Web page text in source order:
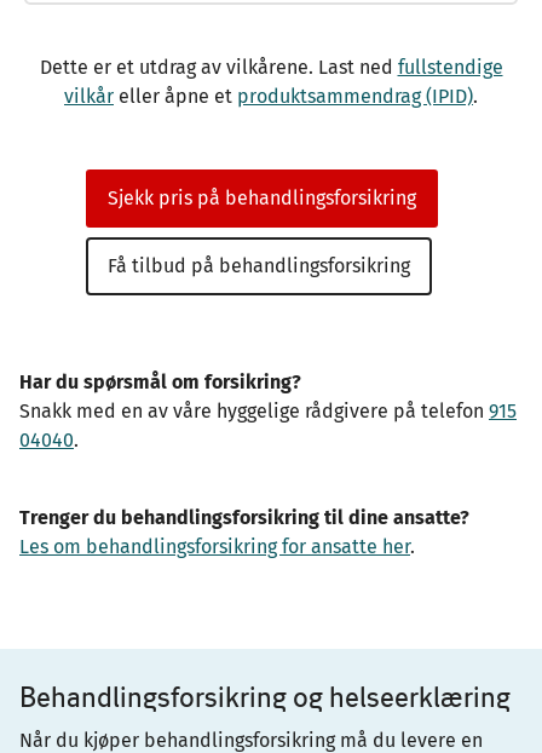
Dette er et utdrag av vilkårene. Last ned fullstendige
vilkår eller åpne et produktsammendrag (IPID).
Sjekk pris på behandlingsforsikring
Få tilbud på behandlingsforsikring
Har du spørsmål om forsikring?
Snakk med en av våre hyggelige rådgivere på telefon 915
04040.
Trenger du behandlingsforsikring til dine ansatte?
Les om behandlingsforsikring for ansatte her.
Behandlingsforsikring og helseerklæring
Når du kjøper behandlingsforsikring må du levere en